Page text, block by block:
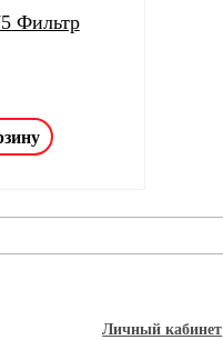
Фильтр
Личный кабинет